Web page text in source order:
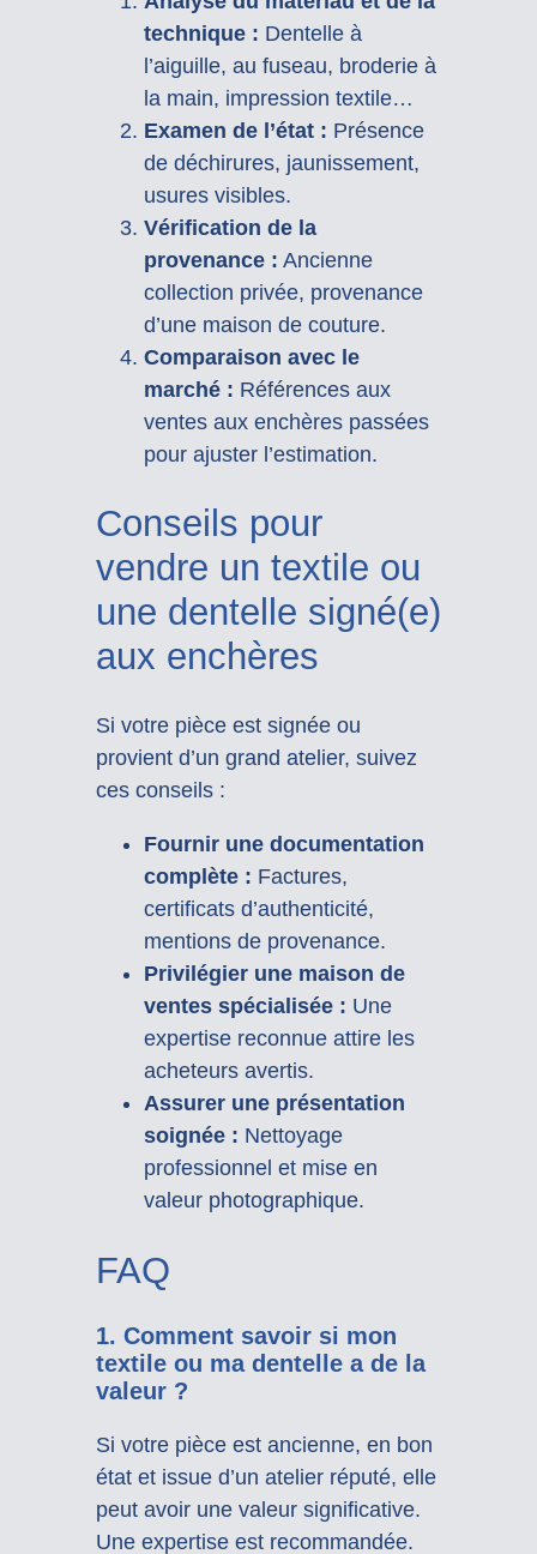
technique : Dentelle à
l’aiguille, au fuseau, broderie à
la main, impression textile…
Examen de l’état : Présence
de déchirures, jaunissement,
usures visibles.
Vérification de la
provenance : Ancienne
collection privée, provenance
d’une maison de couture.
Comparaison avec le
marché : Références aux
ventes aux enchères passées
pour ajuster l’estimation.
Conseils pour
vendre un textile ou
une dentelle signé(e)
aux enchères
Si votre pièce est signée ou
provient d’un grand atelier, suivez
ces conseils :
Fournir une documentation
complète : Factures,
certificats d’authenticité,
mentions de provenance.
Privilégier une maison de
ventes spécialisée : Une
expertise reconnue attire les
acheteurs avertis.
Assurer une présentation
soignée : Nettoyage
professionnel et mise en
valeur photographique.
FAQ
1. Comment savoir si mon
textile ou ma dentelle a de la
valeur ?
Si votre pièce est ancienne, en bon
état et issue d’un atelier réputé, elle
peut avoir une valeur significative.
Une expertise est recommandée.